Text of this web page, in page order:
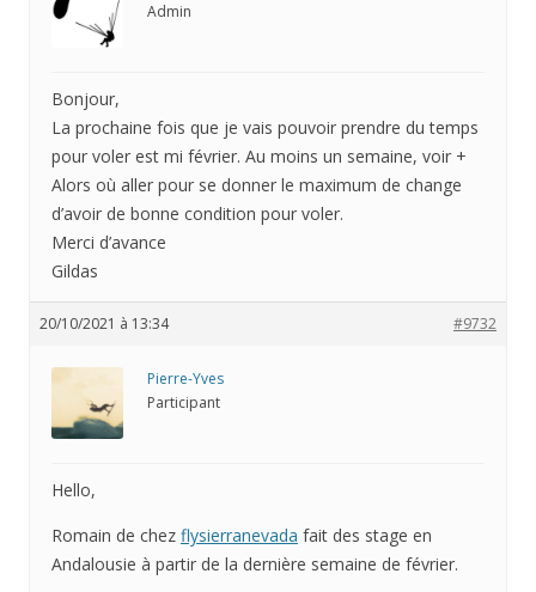
Admin
Bonjour,
La prochaine fois que je vais pouvoir prendre du temps
pour voler est mi février. Au moins un semaine, voir +
Alors où aller pour se donner le maximum de change
d’avoir de bonne condition pour voler.
Merci d’avance
Gildas
20/10/2021 à 13:34 #9732
Pierre-Yves
Participant
Hello,
Romain de chez flysierranevada fait des stage en
Andalousie à partir de la dernière semaine de février.